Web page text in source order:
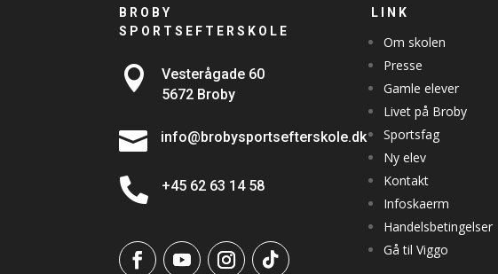
BROBY
SPORTSEFTERSKOLE

Vesterågade 60
5672 Broby
 info@brobysportsefterskole.dk
 +45 62 63 14 58
LINK
Om skolen
Presse
Gamle elever
Livet på Broby
Sportsfag
Ny elev
Kontakt
Infoskaerm
Handelsbetingelser
Gå til Viggo